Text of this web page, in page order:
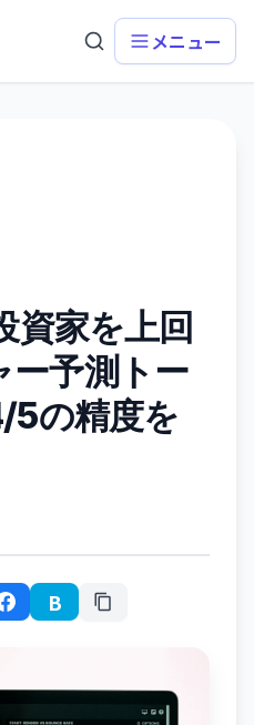
メニュー
資家を上回
ー予測トー
5の精度を
B